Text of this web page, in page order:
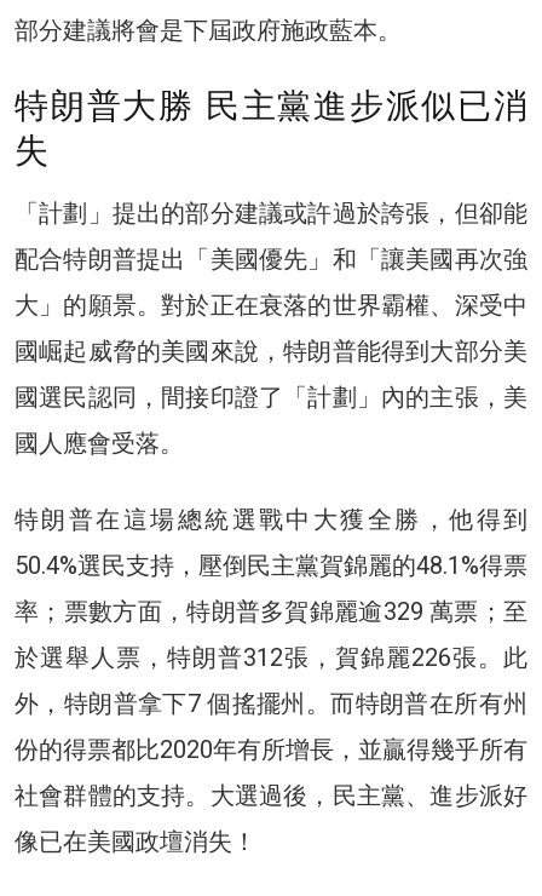
部分建議將會是下屆政府施政藍本。
特朗普大勝 民主黨進步派似已消
失
「計劃」提出的部分建議或許過於誇張，但卻能
配合特朗普提出「美國優先」和「讓美國再次強
大」的願景。對於正在衰落的世界霸權、深受中
國崛起威脅的美國來說，特朗普能得到大部分美
國選民認同，間接印證了「計劃」內的主張，美
國人應會受落。
特朗普在這場總統選戰中大獲全勝，他得到
50.4%選民支持，壓倒民主黨賀錦麗的48.1%得票
率；票數方面，特朗普多賀錦麗逾329 萬票；至
於選舉人票，特朗普312張，賀錦麗226張。此
外，特朗普拿下7 個搖擺州。而特朗普在所有州
份的得票都比2020年有所增長，並贏得幾乎所有
社會群體的支持。大選過後，民主黨、進步派好
像已在美國政壇消失！